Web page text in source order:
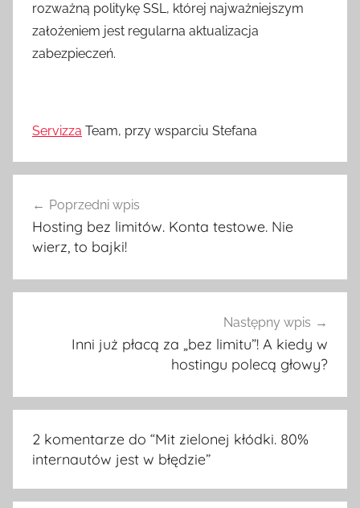
rozważną politykę SSL, której najważniejszym
założeniem jest regularna aktualizacja
zabezpieczeń.
Servizza Team, przy wsparciu Stefana
wpisu
Poprzedni wpis
Hosting bez limitów. Konta testowe. Nie
wierz, to bajki!
Następny wpis
Inni już płacą za „bez limitu”! A kiedy w
hostingu polecą głowy?
2 komentarze do “Mit zielonej kłódki. 80%
internautów jest w błędzie”